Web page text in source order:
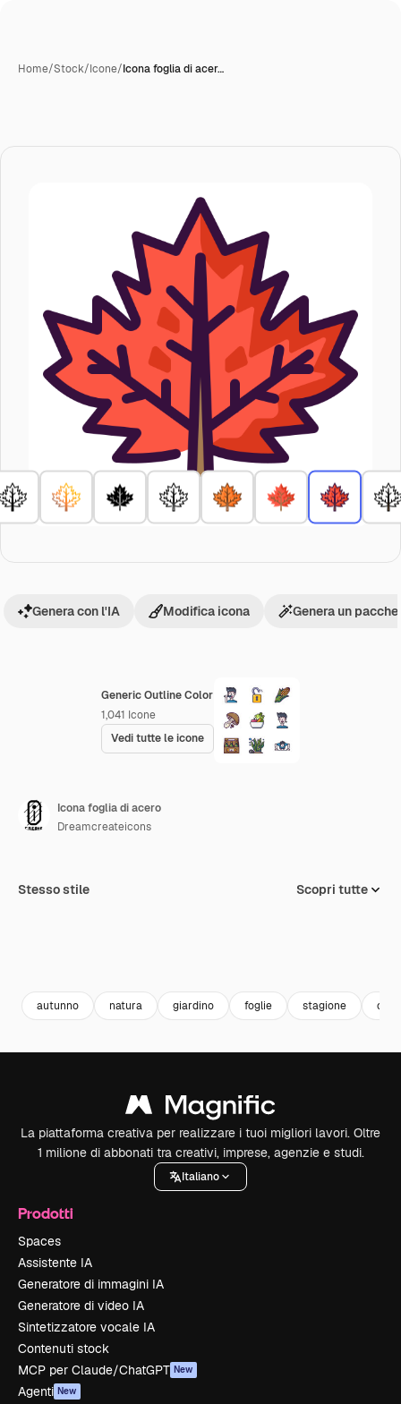
Home/Stock/Icone/Icona foglia di acer…
Generic Outline Color
1,041 Icone
Vedi tutte le icone
Genera con l'IA Modifica icona Genera un
Icona foglia di acero
Dreamcreateicons
Stesso stile Scopri tutte
autunno natura giardino foglie stagione
La piattaforma creativa per realizzare i tuoi migliori lavori. Oltre
1 milione di abbonati tra creativi, imprese, agenzie e studi.
Italiano
Prodotti
Spaces
Assistente IA
Generatore di immagini IA
Generatore di video IA
Sintetizzatore vocale IA
Contenuti stock
MCP per Claude/ChatGPT New
Agenti New